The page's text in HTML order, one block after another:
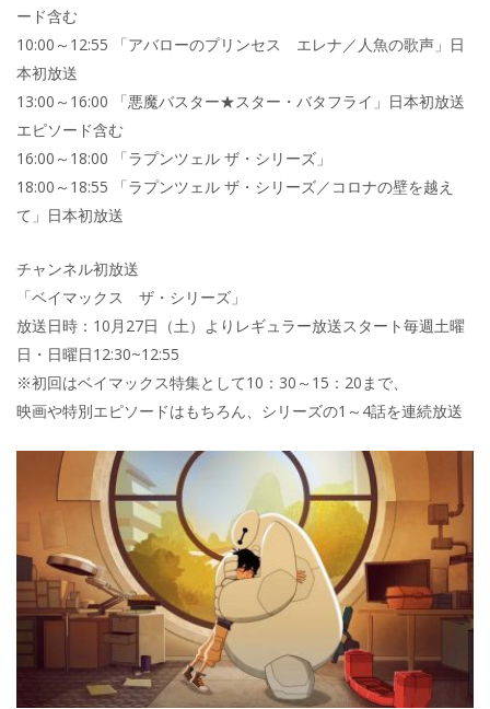
ード含む
10:00～12:55 「アバローのプリンセス エレナ／人魚の歌声」日
本初放送
13:00～16:00 「悪魔バスター★スター・バタフライ」日本初放送
エピソード含む
16:00～18:00 「ラプンツェル ザ・シリーズ」
18:00～18:55 「ラプンツェル ザ・シリーズ／コロナの壁を越え
て」日本初放送
チャンネル初放送
「ベイマックス ザ・シリーズ」
放送日時：10月27日（土）よりレギュラー放送スタート毎週土曜
日・日曜日12:30~12:55
※初回はベイマックス特集として10：30～15：20まで、
映画や特別エピソードはもちろん、シリーズの1～4話を連続放送